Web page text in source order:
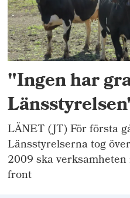
"Ingen har
LÄNET (JT) För första
Länsstyrelserna tog
2009 ska
front